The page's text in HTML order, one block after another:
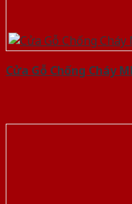
Cửa Gỗ Chống Cháy